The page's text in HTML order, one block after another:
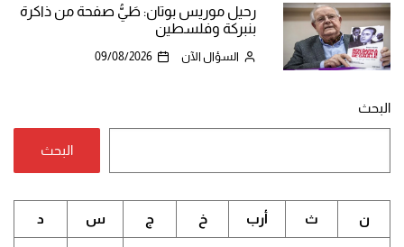
رحيل موريس بوتان: طَيُّ صفحة من ذاكرة
بنبركة وفلسطين
السؤال الآن 09/08/2026
البحث
البحث
ن ث أرب خ ج س د